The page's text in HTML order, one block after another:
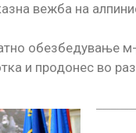
вежба на
обезбедување
и продонес во